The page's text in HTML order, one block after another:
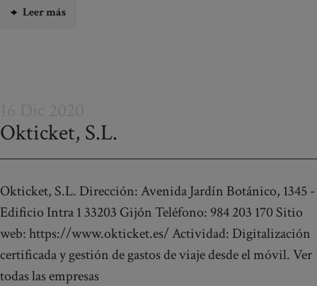
Leer más
Okticket, S.L.
Okticket, S.L. Dirección: Avenida Jardín Botánico, 1345 -
Edificio Intra 1 33203 Gijón Teléfono: 984 203 170 Sitio
web: https://www.okticket.es/ Actividad: Digitalización
certificada y gestión de gastos de viaje desde el móvil. Ver
todas las empresas